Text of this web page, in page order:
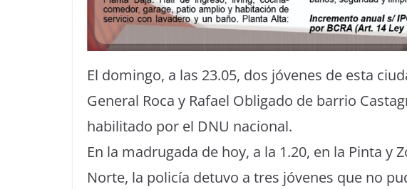
El domingo, a las 23.05, dos jóvenes de esta
General Roca y Rafael Obligado de barrio
habilitado por el DNU nacional.
En la madrugada de hoy, a la 1.20, en la Pinta y
Norte, la policía detuvo a tres jóvenes que no